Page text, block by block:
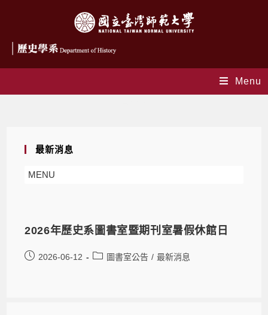
Menu
最新消息
MENU
2026年歷史系圖書室暨期刊室暑假休館日
2026-06-12 圖書室公告 / 最新消息